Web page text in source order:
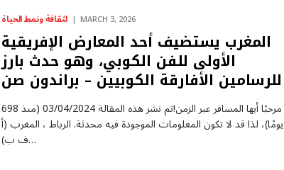
لثقافة ونمط الحياة MARCH 3, 2026
المغرب يستضيف أحد المعارض الإفريقية
الأولى للفن الكوبي، وهو حدث بارز
للرسامين الأفارقة الكوبيين – براندون صن
مرحبًا أيها المسافر عبر الزمن!تم نشر هذه المقالة 03/04/2024 (منذ 698
يومًا)، لذا قد لا تكون المعلومات الموجودة فيه محدثة. الرباط ، المغرب (أ
ف ب)…